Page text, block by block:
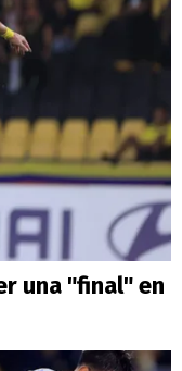
una "final" en